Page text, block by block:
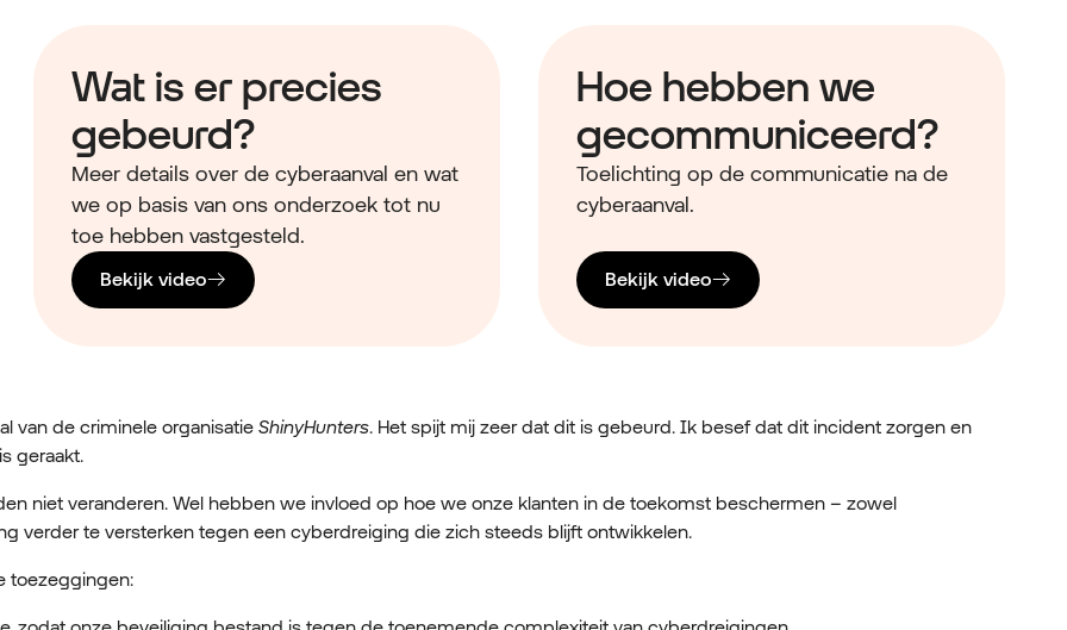
Wat is er precies
gebeurd?
Meer details over de cyberaanval en wat
we op basis van ons onderzoek tot nu
toe hebben vastgesteld.
Bekijk video
Hoe hebben we
gecommuniceerd?
Toelichting op de communicatie na de
cyberaanval.
Bekijk video
van de criminele organisatie ShinyHunters. Het spijt mij zeer dat dit is gebeurd. Ik besef dat dit incident zorgen en
geraakt.
niet veranderen. Wel hebben we invloed op hoe we onze klanten in de toekomst beschermen – zowel
verder te versterken tegen een cyberdreiging die zich steeds blijft ontwikkelen.
toezeggingen: